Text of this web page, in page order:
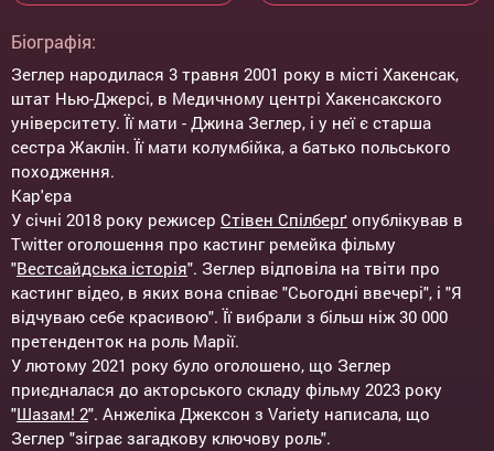
Біографія:
Зеглер народилася 3 травня 2001 року в місті Хакенсак,
штат Нью-Джерсі, в Медичному центрі Хакенсакского
університету. Її мати - Джина Зеглер, і у неї є старша
сестра Жаклін. Її мати колумбійка, а батько польського
походження.
Кар'єра
У січні 2018 року режисер Стівен Спілберґ опублікував в
Twitter оголошення про кастинг ремейка фільму
"Вестсайдська історія". Зеглер відповіла на твіти про
кастинг відео, в яких вона співає "Сьогодні ввечері", і "Я
відчуваю себе красивою". Її вибрали з більш ніж 30 000
претенденток на роль Марії.
У лютому 2021 року було оголошено, що Зеглер
приєдналася до акторського складу фільму 2023 року
"Шазам! 2". Анжеліка Джексон з Variety написала, що
Зеглер "зіграє загадкову ключову роль".